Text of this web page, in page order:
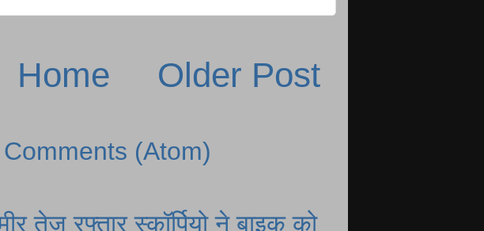
Older Post
Home
(Atom)
तेज रफ्तार स्कॉर्पियो ने बाइक को